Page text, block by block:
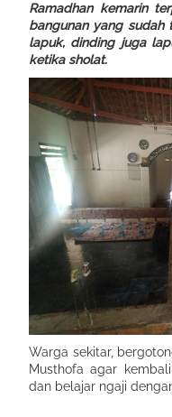
Ramadhan kemarin
bangunan yang sudah
lapuk, dinding juga
ketika sholat.
Warga sekitar,
Musthofa agar
dan belajar ngaji